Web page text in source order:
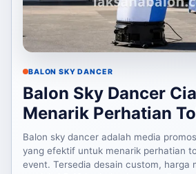
BALON SKY DANCER
Balon Sky Dancer
Menarik Perhatian
Balon sky dancer adalah media
yang efektif untuk menarik perhatian
event. Tersedia desain custom, harga